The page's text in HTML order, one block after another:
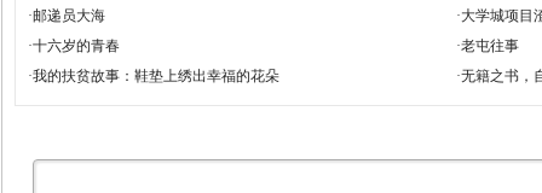
·邮递员大海 ·大学城项目
·十六岁的青春 ·老屯往事
·我的扶贫故事：鞋垫上绣出幸福的花朵 ·无籍之书，